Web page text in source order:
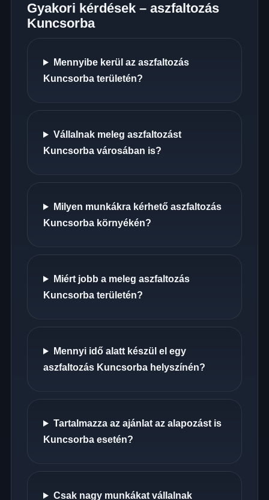
Gyakori kérdések – aszfaltozás
Kuncsorba
Mennyibe kerül az aszfaltozás
Kuncsorba területén?
Vállalnak meleg aszfaltozást
Kuncsorba városában is?
Milyen munkákra kérhető aszfaltozás
Kuncsorba környékén?
Miért jobb a meleg aszfaltozás
Kuncsorba területén?
Mennyi idő alatt készül el egy
aszfaltozás Kuncsorba helyszínén?
Tartalmazza az ajánlat az alapozást is
Kuncsorba esetén?
Csak nagy munkákat vállalnak